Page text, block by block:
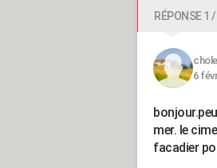
RÉPONSE 1
6
mer. le
facadier